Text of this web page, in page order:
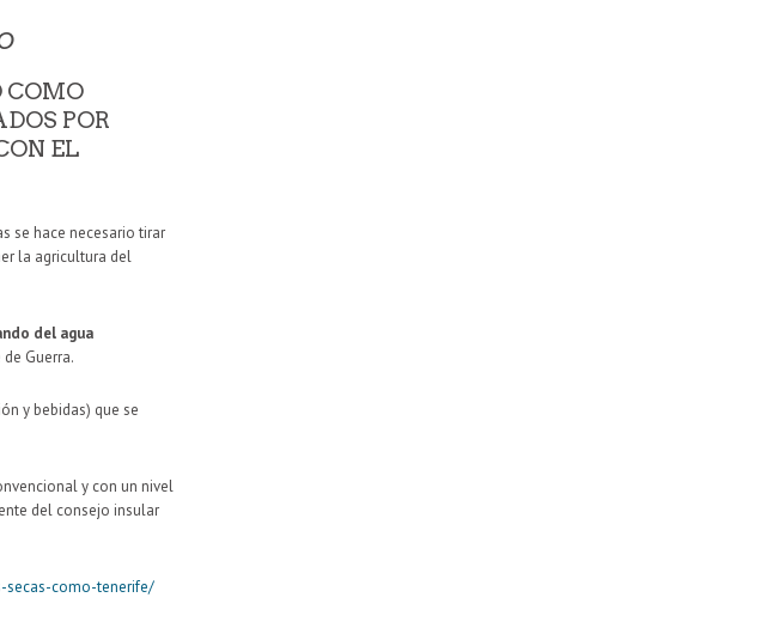
COMO
POR
EL
se hace necesario tirar
la agricultura del
del agua
Guerra.
y bebidas) que se
y con un nivel
del consejo insular
secas-como-tenerife/